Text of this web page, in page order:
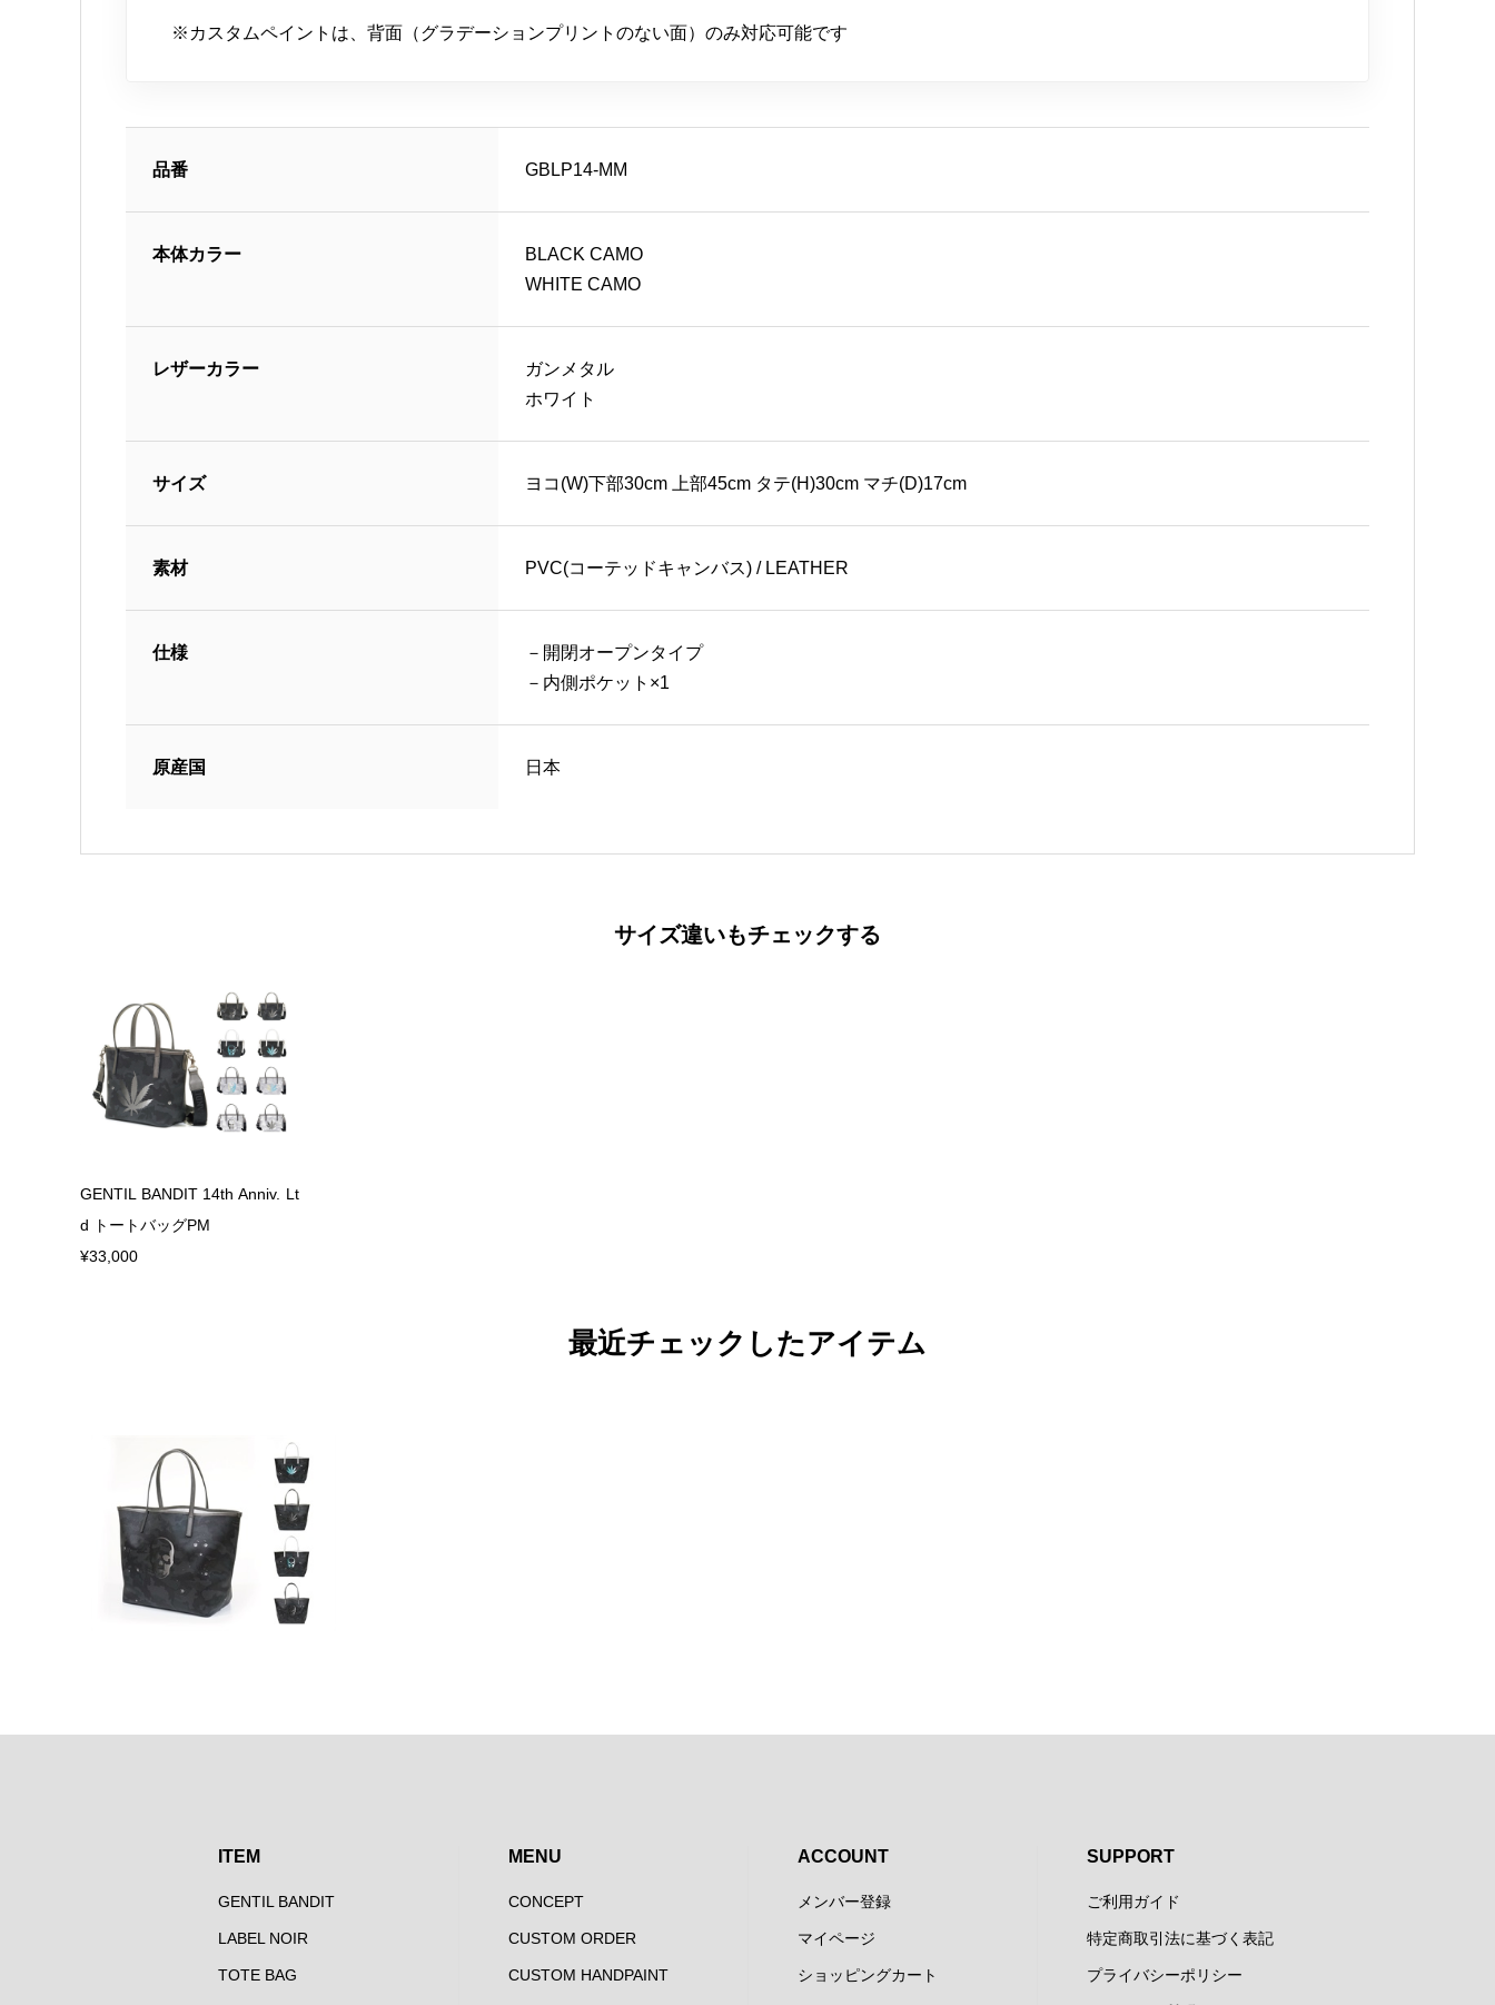
※カスタムペイントは、背面（グラデーションプリントのない面）のみ対応可能です
品番 GBLP14-MM
本体カラー
BLACK CAMO
WHITE CAMO
レザーカラー
ガンメタル
ホワイト
サイズ ヨコ(W)下部30cm 上部45cm タテ(H)30cm マチ(D)17cm
素材 PVC(コーテッドキャンバス) / LEATHER
仕様
－開閉オープンタイプ
－内側ポケット×1
原産国 日本
サイズ違いもチェックする
GENTIL BANDIT 14th Anniv. Lt
d トートバッグPM
¥33,000
最近チェックしたアイテム
ITEM
GENTIL BANDIT
LABEL NOIR
TOTE BAG
MENU
CONCEPT
CUSTOM ORDER
CUSTOM HANDPAINT
ACCOUNT
メンバー登録
マイページ
ショッピングカート
SUPPORT
ご利用ガイド
特定商取引法に基づく表記
プライバシーポリシー